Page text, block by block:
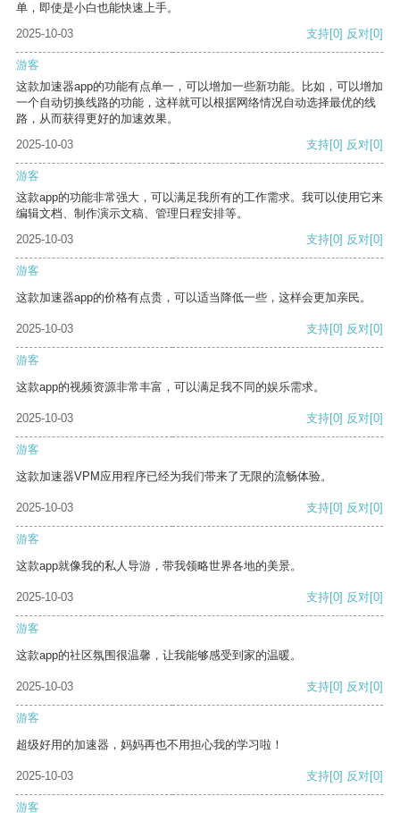
单，即使是小白也能快速上手。
2025-10-03
支持[0] 反对[0]
游客
这款加速器app的功能有点单一，可以增加一些新功能。比如，可以增加
一个自动切换线路的功能，这样就可以根据网络情况自动选择最优的线
路，从而获得更好的加速效果。
2025-10-03
支持[0] 反对[0]
游客
这款app的功能非常强大，可以满足我所有的工作需求。我可以使用它来
编辑文档、制作演示文稿、管理日程安排等。
2025-10-03
支持[0] 反对[0]
游客
这款加速器app的价格有点贵，可以适当降低一些，这样会更加亲民。
2025-10-03 支持[0] 反对[0]
游客
这款app的视频资源非常丰富，可以满足我不同的娱乐需求。
2025-10-03 支持[0] 反对[0]
游客
这款加速器VPM应用程序已经为我们带来了无限的流畅体验。
2025-10-03 支持[0] 反对[0]
游客
这款app就像我的私人导游，带我领略世界各地的美景。
2025-10-03 支持[0] 反对[0]
游客
这款app的社区氛围很温馨，让我能够感受到家的温暖。
2025-10-03 支持[0] 反对[0]
游客
超级好用的加速器，妈妈再也不用担心我的学习啦！
2025-10-03 支持[0] 反对[0]
游客